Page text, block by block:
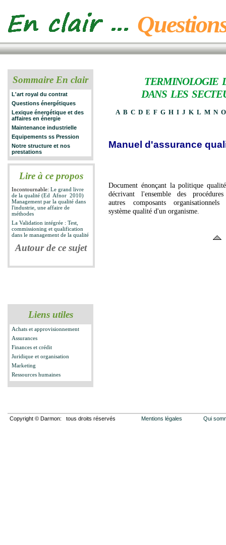
Sommaire En clair
L'art royal du contrat
Questions énergétiques
Lexique énergétique et des
affaires en énergie
Maintenance industrielle
Equipements ss Pression
Notre structure et nos
prestations
Lire à ce propos
Incontournable: Le grand livre
de la qualité (Ed Afnor 2010)
Management par la qualité dans
l'industrie, une affaire de
méthodes
La Validation intégrée : Test,
commissioning et qualification
dans le management de la qualité
Autour de ce sujet
Liens utiles
Achats et approvisionnement
Assurances
Finances et crédit
Juridique et organisation
Marketing
Ressources humaines
TERMINOLOGIE
DANS LES
A B C D E F G H I J K L M N
Manuel d'assurance
Document énonçant la politique
décrivant l'ensemble des
autres composants organisationnels
système qualité d'un organisme.
Copyright © Darmon: tous droits réservés Mentions légales Qui